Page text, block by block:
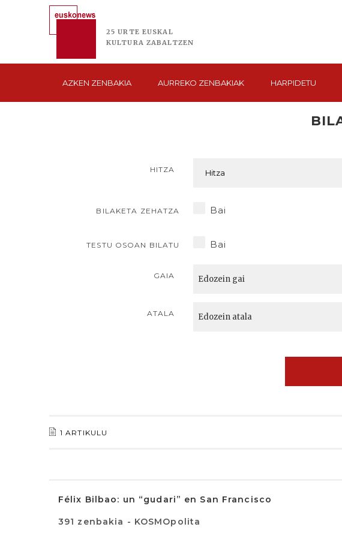
25 URTE EUSKAL
KULTURA ZABALTZEN
AZKEN ZENBAKIA AURREKO ZENBAKIAK HARPIDETU
HITZA
BILAKETA ZEHATZA Bai
TESTU OSOAN BILATU Bai
GAIA
ATALA
1 ARTIKULU
Félix Bilbao: un “gudari” en San Francisco
391 zenbakia - KOSMOpolita